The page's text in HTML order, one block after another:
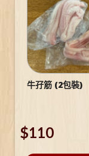
牛孖筋 (2包裝)
$110